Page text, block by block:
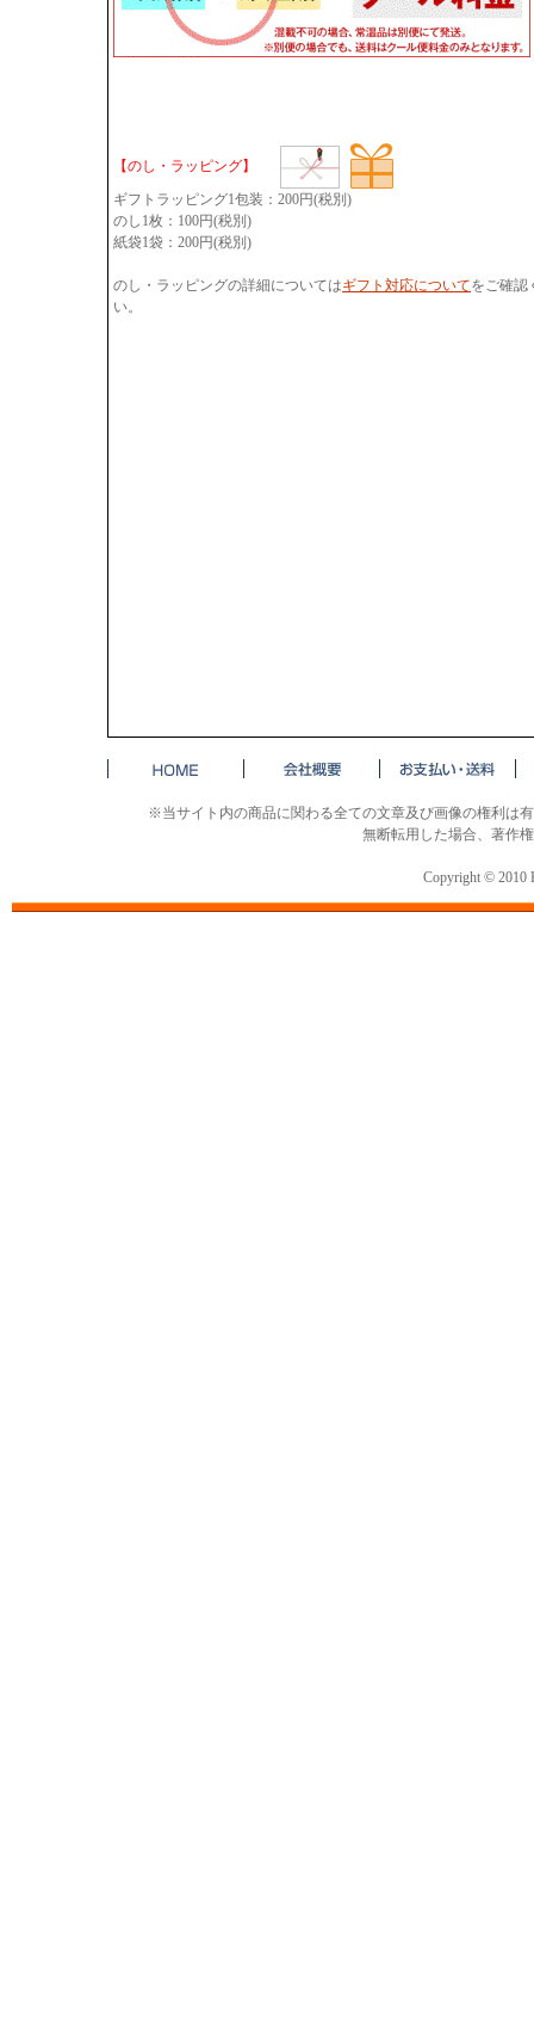
【のし・ラッピング】
ギフトラッピング1包装：200円(税別)
のし1枚：100円(税別)
紙袋1袋：200円(税別)
のし・ラッピングの詳細についてはギフト対応についてをご確認
い。
※当サイト内の商品に関わる全ての文章及び画像の権利は
無断転用した場合、著作
Copyright © 2010